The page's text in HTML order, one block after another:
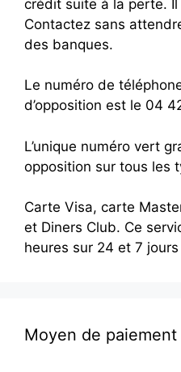
crédit suite à la perte.
Contactez sans
des banques.
Le numéro de
d’opposition est le 04
L’unique numéro vert
opposition sur tous les
Carte Visa, carte
et Diners Club. Ce
heures sur 24 et 7 jours
Moyen de paiement